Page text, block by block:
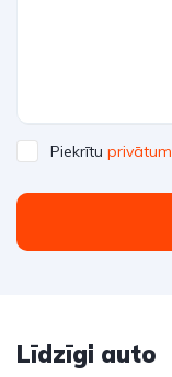
Piekrītu
Līdzīgi auto